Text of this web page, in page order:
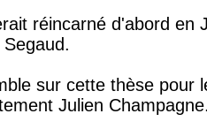
réincarné d'abord en
sur cette thèse pour
Julien Champagne.